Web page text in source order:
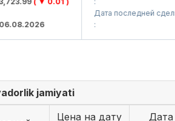
Дата последней сделки
jamiyati
Цена на дату
Дата